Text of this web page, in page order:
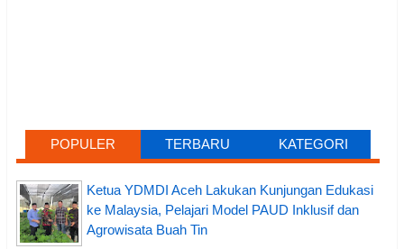
POPULER TERBARU KATEGORI
Ketua YDMDI Aceh Lakukan Kunjungan Edukasi
ke Malaysia, Pelajari Model PAUD Inklusif dan
Agrowisata Buah Tin